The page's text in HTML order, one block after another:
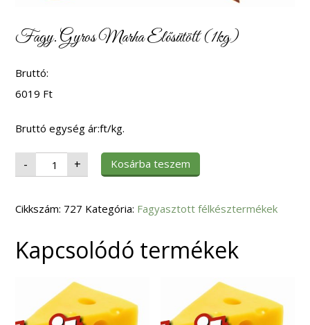
Fagy. Gyros Marha Elősütött (1kg)
Bruttó:
6019 Ft
Bruttó egység ár:ft/kg.
- Fagy.
Gyros
Marha
mennyiség
+ Kosárba teszem
Cikkszám: 727 Kategória: Fagyasztott félkésztermékek
Kapcsolódó termékek